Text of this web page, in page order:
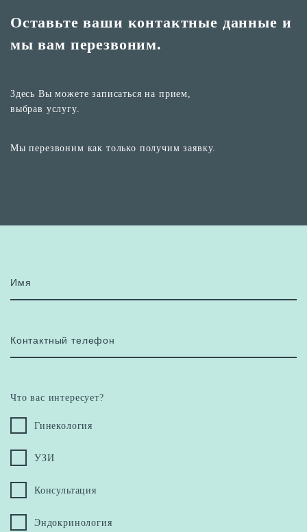
Оставьте ваши контактные данные и
мы вам перезвоним.
Здесь Вы можете записаться на прием,
выбрав услугу.
Мы перезвоним как только получим заявку.
Имя
Контактный телефон
Что вас интересует?
Гинекология
УЗИ
Консультация
Эндокринология